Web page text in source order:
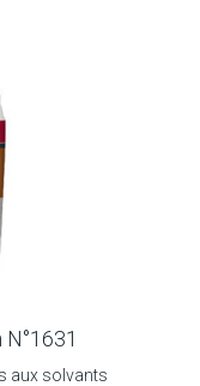
aux solvants